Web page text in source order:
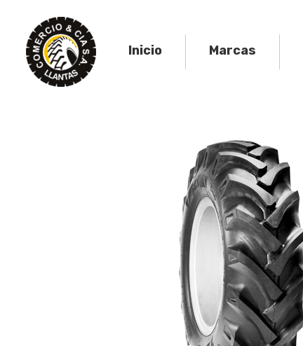
content
Inicio Marcas